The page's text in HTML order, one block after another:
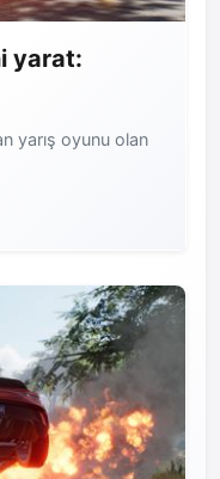
yarat:
yarış oyunu olan